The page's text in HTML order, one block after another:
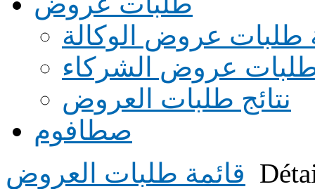
طلبات عروض الوكالة
طلبات عروض الشركاء
نتائج طلبات العروض
صطافوم
قائمة طلبات العروض